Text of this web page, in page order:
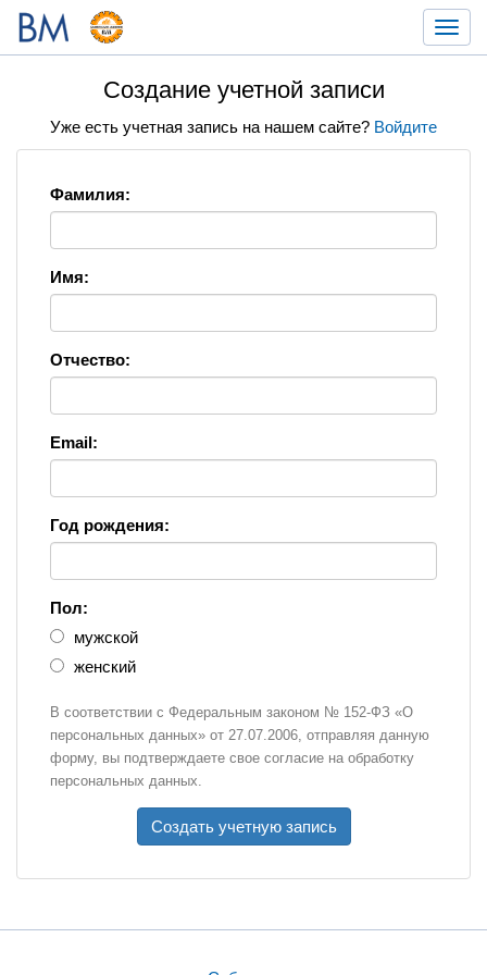
Создание учетной записи
Уже есть учетная запись на нашем сайте? Войдите
Фамилия:
Имя:
Отчество:
Email:
Год рождения:
Пол:
мужской
женский
В соответствии с Федеральным законом № 152-ФЗ «О
персональных данных» от 27.07.2006, отправляя данную
форму, вы подтверждаете свое согласие на обработку
персональных данных.
Создать учетную запись